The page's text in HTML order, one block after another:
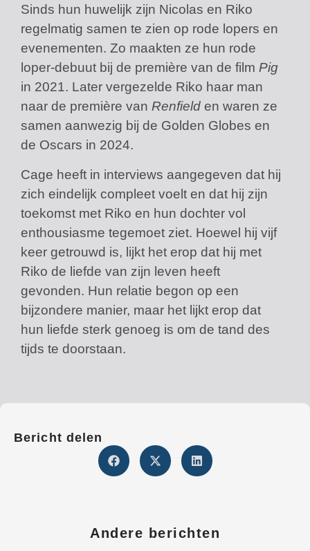
Bericht delen
Andere berichten
Sinds hun huwelijk zijn Nicolas en Riko
regelmatig samen te zien op rode lopers en
evenementen. Zo maakten ze hun rode
loper-debuut bij de première van de film Pig
in 2021. Later vergezelde Riko haar man
naar de première van Renfield en waren ze
samen aanwezig bij de Golden Globes en
de Oscars in 2024.
Cage heeft in interviews aangegeven dat hij
zich eindelijk compleet voelt en dat hij zijn
toekomst met Riko en hun dochter vol
enthousiasme tegemoet ziet. Hoewel hij vijf
keer getrouwd is, lijkt het erop dat hij met
Riko de liefde van zijn leven heeft
gevonden. Hun relatie begon op een
bijzondere manier, maar het lijkt erop dat
hun liefde sterk genoeg is om de tand des
tijds te doorstaan.